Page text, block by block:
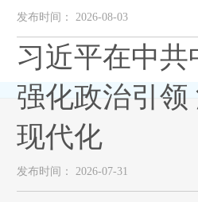
发布时间： 2026-08-03
习近平在中
强化政治引
现代化
发布时间： 2026-07-31